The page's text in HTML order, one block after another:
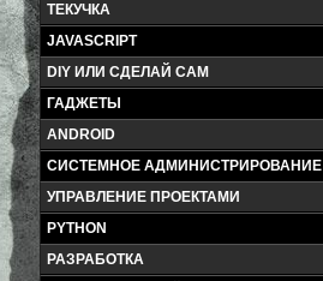
ТЕКУЧКА
JAVASCRIPT
DIY ИЛИ СДЕЛАЙ САМ
ГАДЖЕТЫ
ANDROID
СИСТЕМНОЕ АДМИНИСТРИРОВАНИЕ
УПРАВЛЕНИЕ ПРОЕКТАМИ
PYTHON
РАЗРАБОТКА